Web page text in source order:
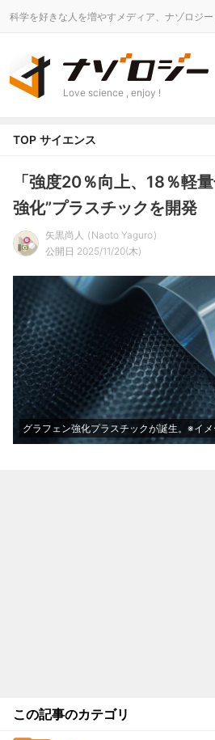
科学を好きな人を増やすメディア、ナゾロジー
Love science , enjoy !
TOP サイエンス
「強度20％向上、18％軽
強化”プラスチックを開発
矢黒尚人
Naoto Yaguro
公開日 2025/11/20(木)
グラフェン強化プラスチックが誕生。※イ
この記事のカテゴリ